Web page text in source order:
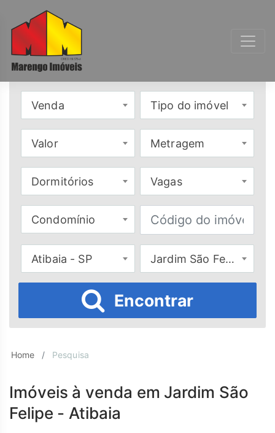
Venda Tipo do imóvel
Valor Metragem
Dormitórios Vagas
Condomínio
Atibaia - SP Jardim São Felipe
Encontrar
Home Pesquisa
Imóveis à venda em Jardim São
Felipe - Atibaia